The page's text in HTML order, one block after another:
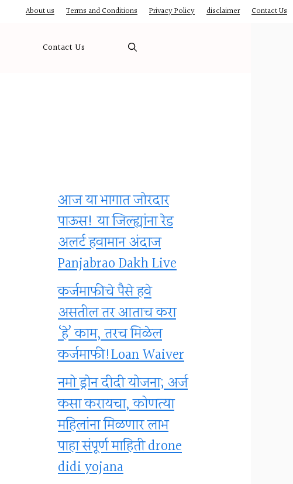
About us Terms and Conditions Privacy Policy disclaimer Contact Us
Contact Us
आज या भागात जोरदार
पाऊस! या जिल्ह्यांना रेड
अलर्ट हवामान अंदाज
Panjabrao Dakh Live
कर्जमाफीचे पैसे हवे
असतील तर आताच करा
‘हे’ काम, तरच मिळेल
कर्जमाफी!Loan Waiver
नमो ड्रोन दीदी योजना; अर्ज
कसा करायचा, कोणत्या
महिलांना मिळणार लाभ
पाहा संपूर्ण माहिती drone
didi yojana